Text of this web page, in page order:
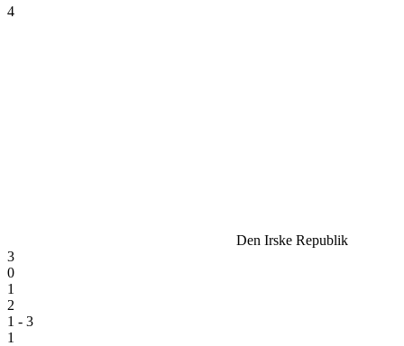
4
Den Irske Republik
3
0
1
2
1 - 3
1